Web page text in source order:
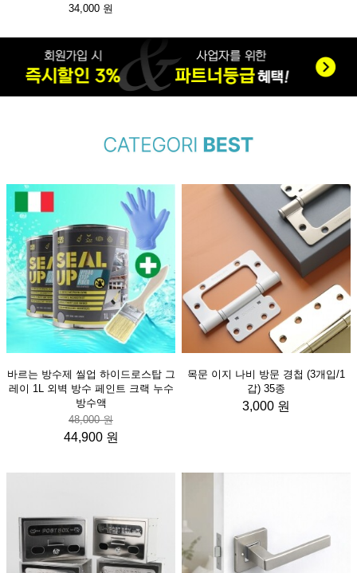
34,000 원
바르는 방수제 씰업 하이드로스탑 그
레이 1L 외벽 방수 페인트 크랙 누수
방수액
48,000 원
44,900 원
목문 이지 나비 방문 경첩 (3개입/1
갑) 35종
3,000 원